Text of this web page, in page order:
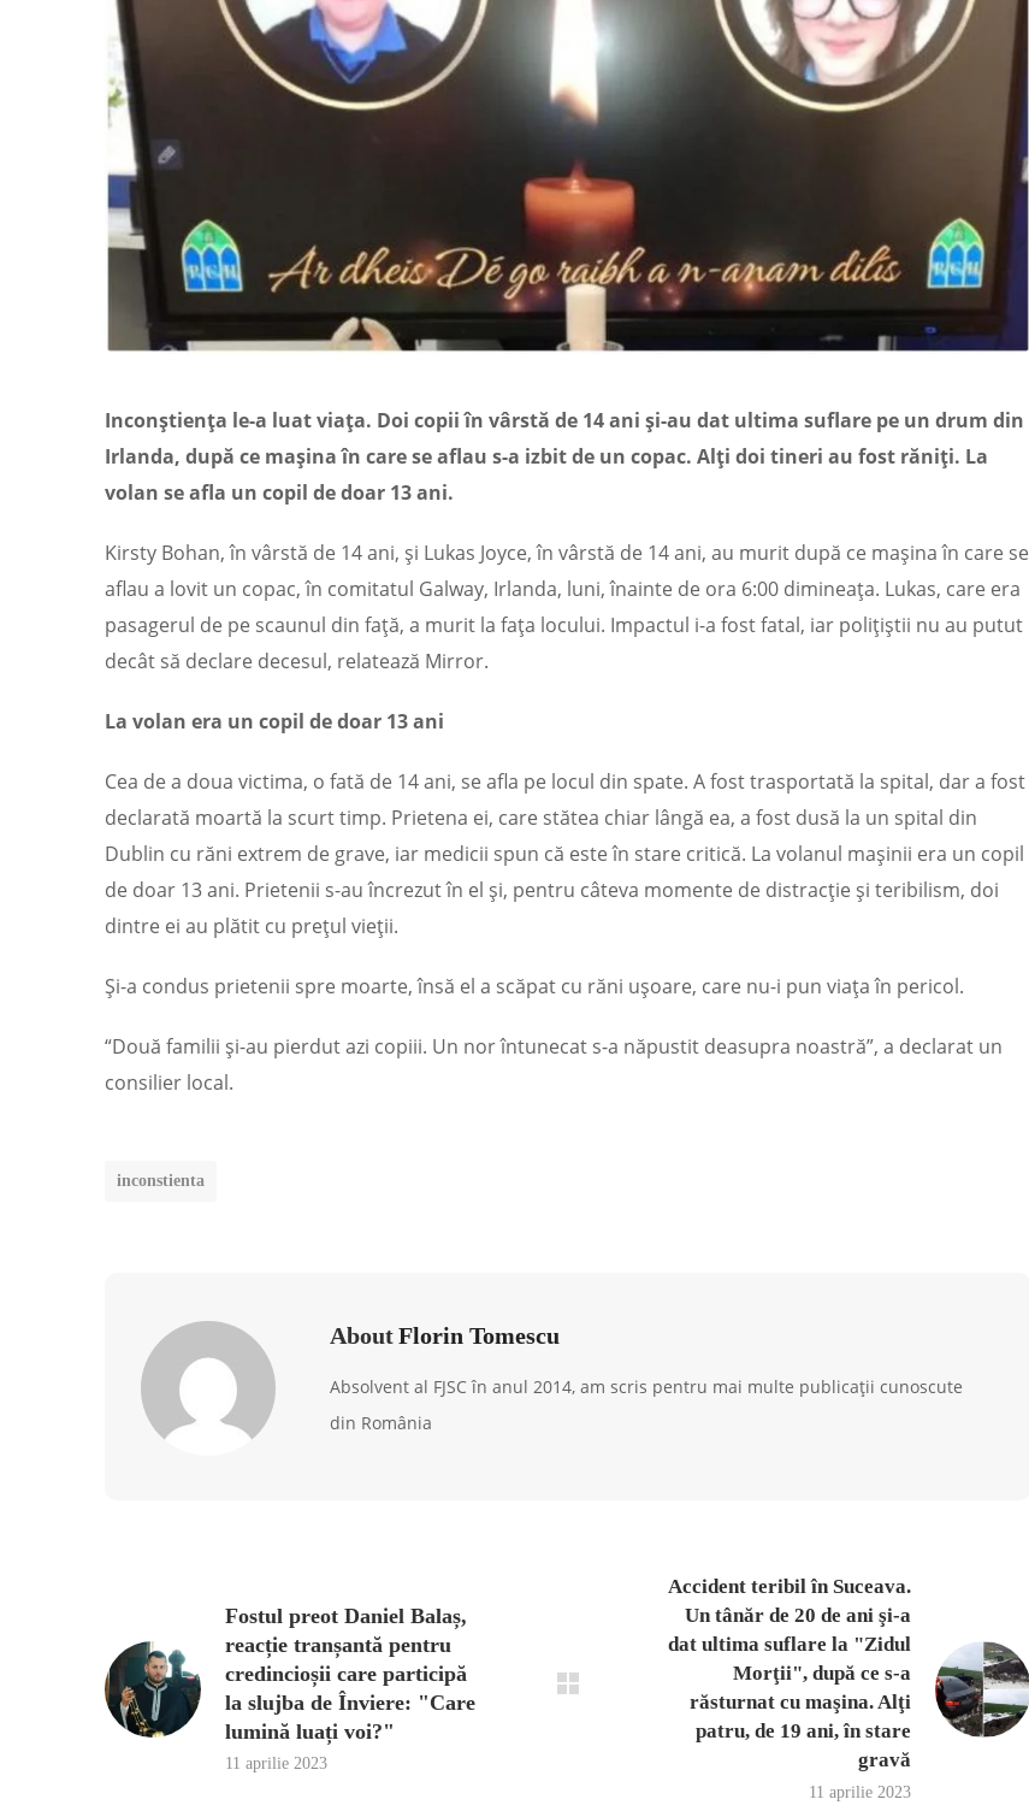
Inconștiența le-a luat viața. Doi copii în vârstă de 14 ani și-au dat ultima suflare pe un drum din
Irlanda, după ce mașina în care se aflau s-a izbit de un copac. Alți doi tineri au fost răniți. La
volan se afla un copil de doar 13 ani.
Kirsty Bohan, în vârstă de 14 ani, și Lukas Joyce, în vârstă de 14 ani, au murit după ce mașina în care se
aflau a lovit un copac, în comitatul Galway, Irlanda, luni, înainte de ora 6:00 dimineața. Lukas, care era
pasagerul de pe scaunul din față, a murit la fața locului. Impactul i-a fost fatal, iar polițiștii nu au putut
decât să declare decesul, relatează Mirror.
La volan era un copil de doar 13 ani
Cea de a doua victima, o fată de 14 ani, se afla pe locul din spate. A fost trasportată la spital, dar a fost
declarată moartă la scurt timp. Prietena ei, care stătea chiar lângă ea, a fost dusă la un spital din
Dublin cu răni extrem de grave, iar medicii spun că este în stare critică. La volanul mașinii era un copil
de doar 13 ani. Prietenii s-au încrezut în el și, pentru câteva momente de distracție și teribilism, doi
dintre ei au plătit cu prețul vieții.
Și-a condus prietenii spre moarte, însă el a scăpat cu răni ușoare, care nu-i pun viața în pericol.
“Două familii și-au pierdut azi copiii. Un nor întunecat s-a năpustit deasupra noastră”, a declarat un
consilier local.
inconstienta
AboutFlorin Tomescu
Absolvent al FJSC în anul 2014, am scris pentru mai multe publicații cunoscute
din România
Fostul preot Daniel Balaș,
reacție tranșantă pentru
credincioșii care participă
la slujba de Înviere: "Care
lumină luați voi?"
11 aprilie 2023
Accident teribil în Suceava.
Un tânăr de 20 de ani şi-a
dat ultima suflare la "Zidul
Morţii", după ce s-a
răsturnat cu maşina. Alţi
patru, de 19 ani, în stare
gravă
11 aprilie 2023